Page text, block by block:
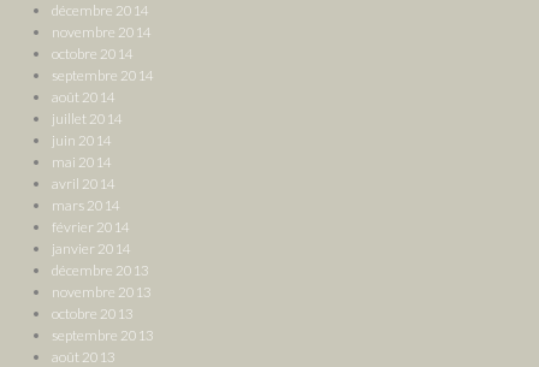
décembre 2014
novembre 2014
octobre 2014
septembre 2014
août 2014
juillet 2014
juin 2014
mai 2014
avril 2014
mars 2014
février 2014
janvier 2014
décembre 2013
novembre 2013
octobre 2013
septembre 2013
août 2013